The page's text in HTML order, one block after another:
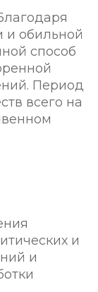
и обильной
способ
Период
всего на
и
и